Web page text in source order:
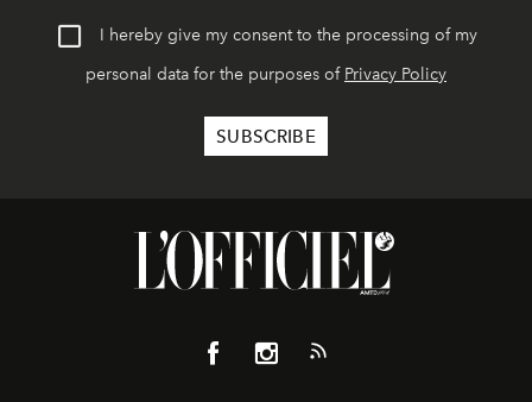
I hereby give my consent to the processing of my
personal data for the purposes of Privacy Policy